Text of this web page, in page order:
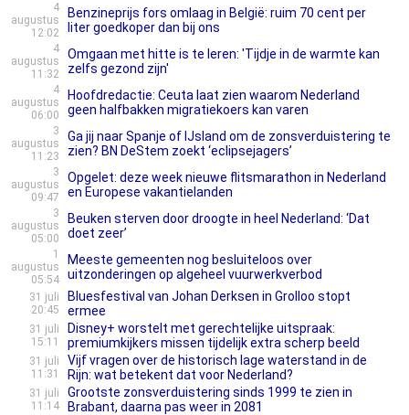
4
augustus
12:02
Benzineprijs fors omlaag in België: ruim 70 cent per
liter goedkoper dan bij ons
4
augustus
11:32
Omgaan met hitte is te leren: 'Tijdje in de warmte kan
zelfs gezond zijn'
4
augustus
06:00
Hoofdredactie: Ceuta laat zien waarom Nederland
geen halfbakken migratiekoers kan varen
3
augustus
11:23
Ga jij naar Spanje of IJsland om de zonsverduistering te
zien? BN DeStem zoekt ‘eclipsejagers’
3
augustus
09:47
Opgelet: deze week nieuwe flitsmarathon in Nederland
en Europese vakantielanden
3
augustus
05:00
Beuken sterven door droogte in heel Nederland: ‘Dat
doet zeer’
1
augustus
05:54
Meeste gemeenten nog besluiteloos over
uitzonderingen op algeheel vuurwerkverbod
31 juli
20:45
Bluesfestival van Johan Derksen in Grolloo stopt
ermee
31 juli
15:11
Disney+ worstelt met gerechtelijke uitspraak:
premiumkijkers missen tijdelijk extra scherp beeld
31 juli
11:31
Vijf vragen over de historisch lage waterstand in de
Rijn: wat betekent dat voor Nederland?
31 juli
11:14
Grootste zonsverduistering sinds 1999 te zien in
Brabant, daarna pas weer in 2081